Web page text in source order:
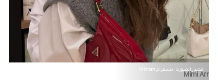
مصدر الصورة: إنستقرام Mimiarr
Mimi Arr